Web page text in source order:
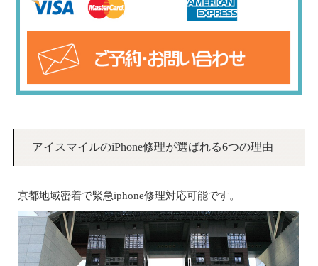
アイスマイルのiPhone修理が選ばれる6つの理由
京都地域密着で緊急iphone修理対応可能です。